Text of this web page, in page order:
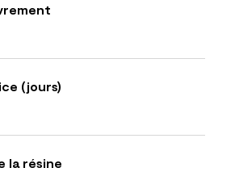
(jours)
la résine